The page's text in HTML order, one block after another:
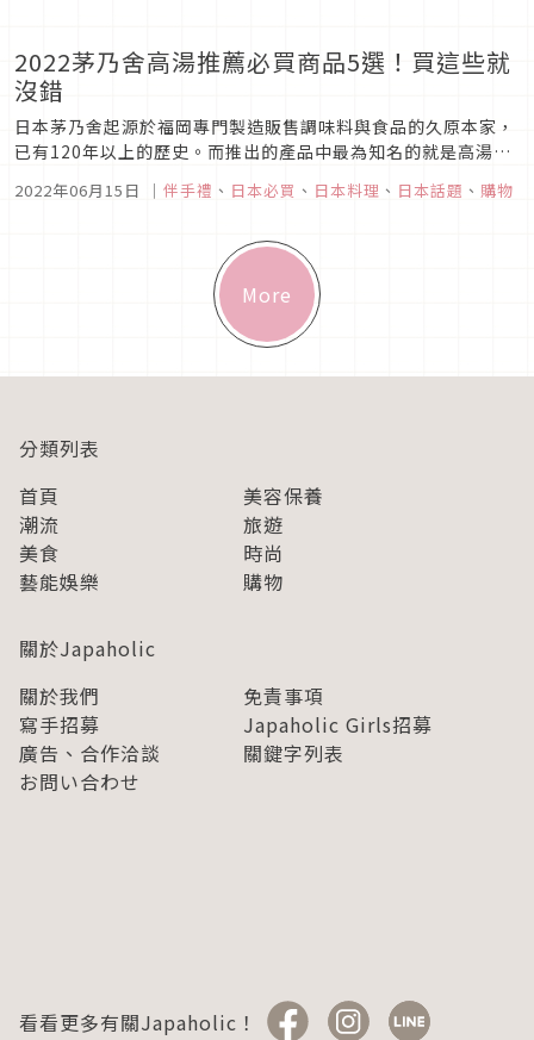
2022茅乃舍高湯推薦必買商品5選！買這些就
沒錯
日本茅乃舍起源於福岡專門製造販售調味料與食品的久原本家，
已有120年以上的歷史。而推出的產品中最為知名的就是高湯粉
是可節省高湯的製作時間又方便使用，另一方面，茅乃舍的高湯
2022年06月15日 ｜ 伴手禮 、 日本必買 、 日本料理 、 日本話題 、 購物
More
分類列表
首頁
美容保養
潮流
旅遊
美食
時尚
藝能娛樂
購物
關於Japaholic
關於我們
免責事項
寫手招募
Japaholic Girls招募
廣告、合作洽談
關鍵字列表
お問い合わせ
看看更多有關Japaholic！